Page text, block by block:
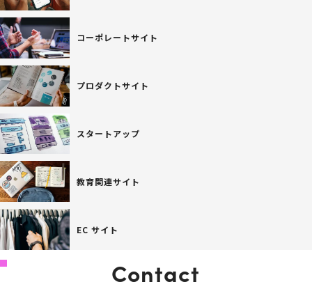
コーポレートサイト
プロダクトサイト
スタートアップ
教育関連サイト
EC サイト
Contact